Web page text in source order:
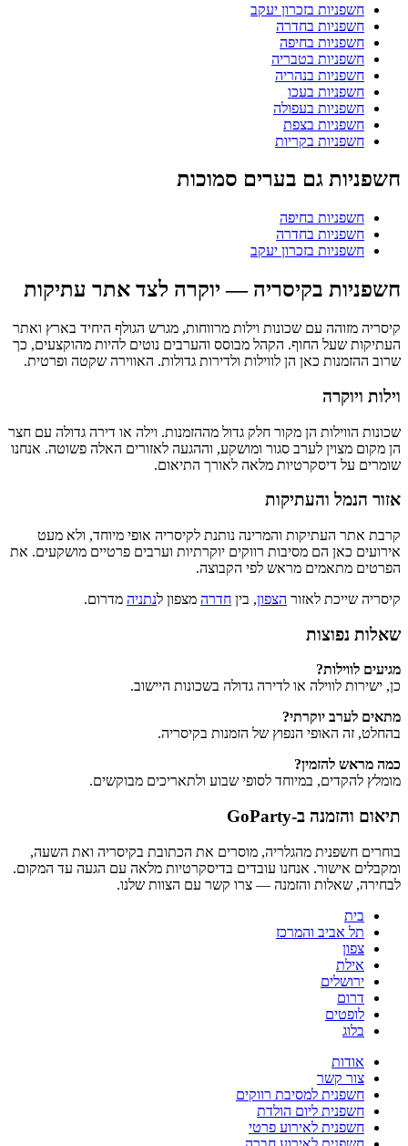
חשפניות בזכרון יעקב
חשפניות בחדרה
חשפניות בחיפה
חשפניות בטבריה
חשפניות בנהריה
חשפניות בעכו
חשפניות בעפולה
חשפניות בצפת
חשפניות בקריות
חשפניות גם בערים סמוכות
חשפניות בחיפה
חשפניות בחדרה
חשפניות בזכרון יעקב
חשפניות בקיסריה — יוקרה לצד אתר עתיקות
קיסריה מזוהה עם שכונות וילות מרווחות, מגרש הגולף היחיד בארץ ואתר
העתיקות שעל החוף. הקהל מבוסס והערבים נוטים להיות מהוקצעים, כך
שרוב ההזמנות כאן הן לווילות ולדירות גדולות. האווירה שקטה ופרטית.
וילות ויוקרה
שכונות הווילות הן מקור חלק גדול מההזמנות. וילה או דירה גדולה עם חצר
הן מקום מצוין לערב סגור ומושקע, וההגעה לאזורים האלה פשוטה. אנחנו
שומרים על דיסקרטיות מלאה לאורך התיאום.
אזור הנמל והעתיקות
קרבת אתר העתיקות והמרינה נותנת לקיסריה אופי מיוחד, ולא מעט
אירועים כאן הם מסיבות רווקים יוקרתיות וערבים פרטיים מושקעים. את
הפרטים מתאמים מראש לפי הקבוצה.
קיסריה שייכת לאזור הצפון, בין חדרה מצפון לנתניה מדרום.
שאלות נפוצות
מגיעים לווילות?
כן, ישירות לווילה או לדירה גדולה בשכונות היישוב.
מתאים לערב יוקרתי?
בהחלט, זה האופי הנפוץ של הזמנות בקיסריה.
כמה מראש להזמין?
מומלץ להקדים, במיוחד לסופי שבוע ולתאריכים מבוקשים.
תיאום והזמנה ב-GoParty
בוחרים חשפנית מהגלריה, מוסרים את הכתובת בקיסריה ואת השעה,
ומקבלים אישור. אנחנו עובדים בדיסקרטיות מלאה עם הגעה עד המקום.
לבחירה, שאלות והזמנה — צרו קשר עם הצוות שלנו.
בית
תל אביב והמרכז
צפון
אילת
ירושלים
דרום
לופטים
בלוג
אודות
צור קשר
חשפנית למסיבת רווקים
חשפנית ליום הולדת
חשפנית לאירוע פרטי